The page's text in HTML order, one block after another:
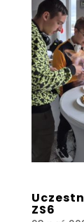
ZS6